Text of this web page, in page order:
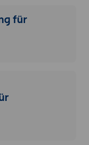
für